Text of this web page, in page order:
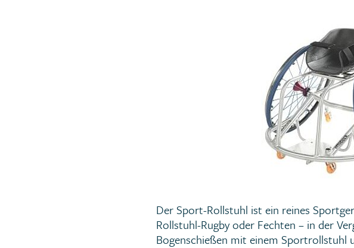
Der Sport-Rollstuhl ist ein reines
Rollstuhl-Rugby oder Fechten – in der
Bogenschießen mit einem Sportrollstuhl